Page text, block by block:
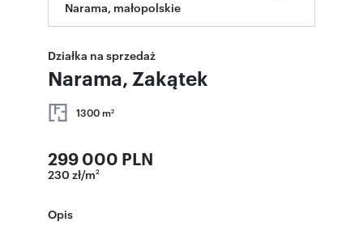
Narama, małopolskie
Działka na sprzedaż
Narama, Zakątek
1300 m2
299 000 PLN
230 zł/m2
Opis